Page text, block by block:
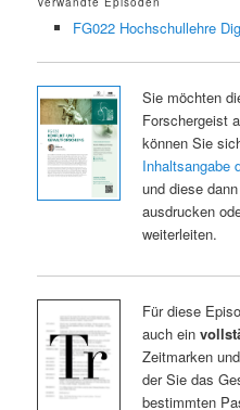
FG022 Hochschullehre
Sie möchten
Forschergeist
können Sie
Inhaltsangabe
und diese
ausdrucken
weiterleiten.
Für diese
auch ein
Zeitmarken
der Sie das
bestimmten